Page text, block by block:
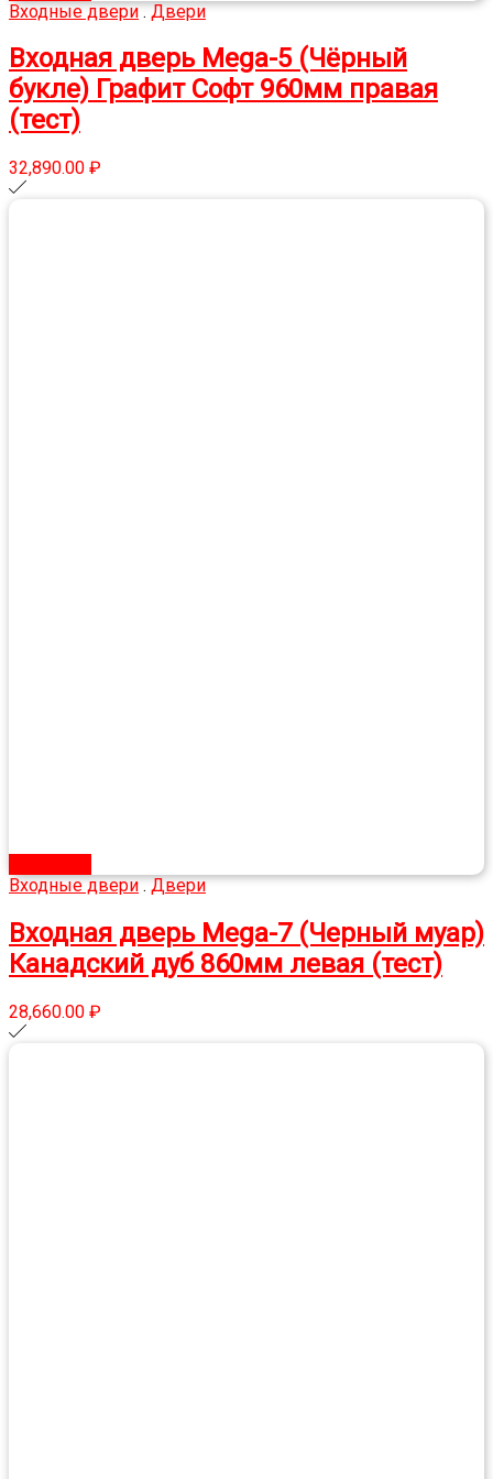
Входные двери.Двери
Входная дверь Mega-5 (Чёрный
букле) Графит Софт 960мм правая
(тест)
32,890.00 ₽
Входные двери.Двери
Входная дверь Mega-7 (Черный муар)
Канадский дуб 860мм левая (тест)
28,660.00 ₽